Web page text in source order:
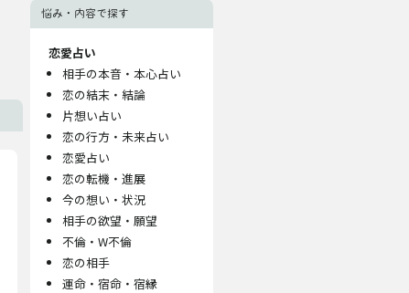
悩み・内容で探す
恋愛占い
相手の本音・本心占い
恋の結末・結論
片想い占い
恋の行方・未来占い
恋愛占い
恋の転機・進展
今の想い・状況
相手の欲望・願望
不倫・W不倫
恋の相手
運命・宿命・宿縁